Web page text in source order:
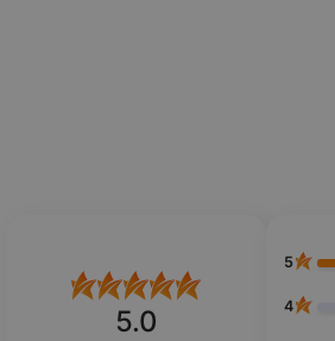
5.0
5
4